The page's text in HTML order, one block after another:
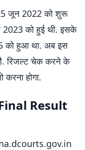
25 जून 2022 को शुरू
2023 को हुई थी. इसके
को हुआ था. अब इस
है. रिजल्ट चेक करने के
होगा.
Result